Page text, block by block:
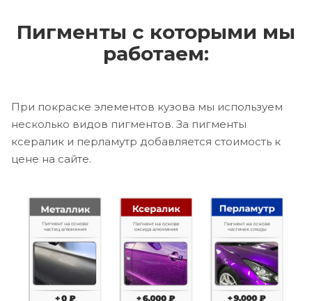
Пигменты с которыми мы
работаем:
При покраске элементов кузова мы используем
несколько видов пигментов. За пигменты
ксералик и перламутр добавляется стоимость к
цене на сайте.